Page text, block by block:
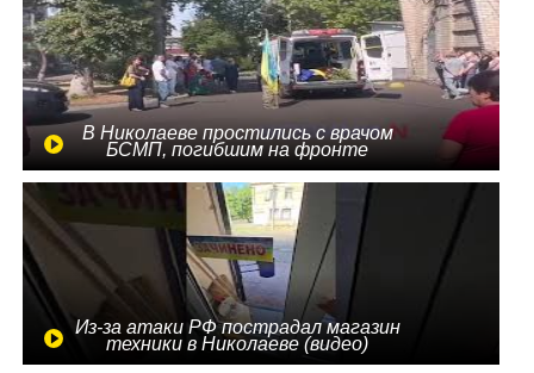
В Николаеве простились с врачом
БСМП, погибшим на фронте
Из-за атаки РФ пострадал магазин
техники в Николаеве (видео)